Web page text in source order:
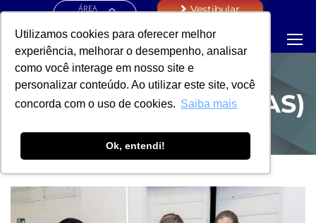
Utilizamos cookies para oferecer melhor
experiência, melhorar o desempenho, analisar
como você interage em nosso site e
personalizar conteúdo. Ao utilizar este site, você
concorda com o uso de cookies. Saiba mais
Ok, entendi!
ÁREA
Vestibular
PROEXAC (NOTÍCIAS)